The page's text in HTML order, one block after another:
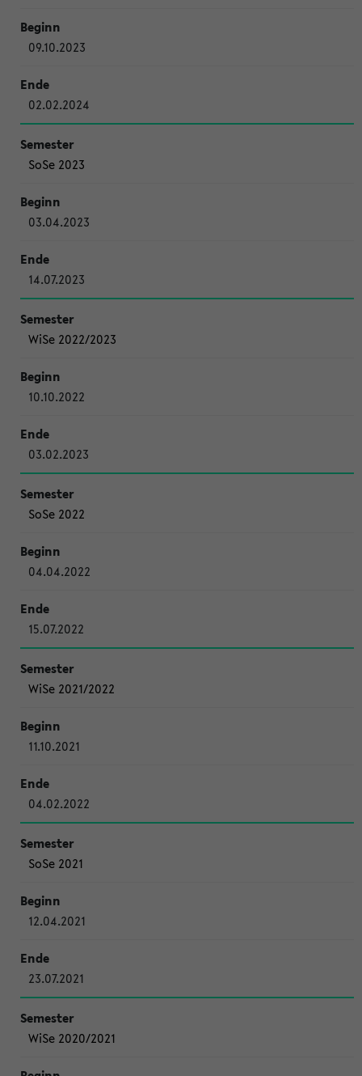
09.10.2023
02.02.2024
SoSe 2023
03.04.2023
14.07.2023
WiSe 2022/2023
10.10.2022
03.02.2023
SoSe 2022
04.04.2022
15.07.2022
WiSe 2021/2022
11.10.2021
04.02.2022
SoSe 2021
12.04.2021
23.07.2021
WiSe 2020/2021